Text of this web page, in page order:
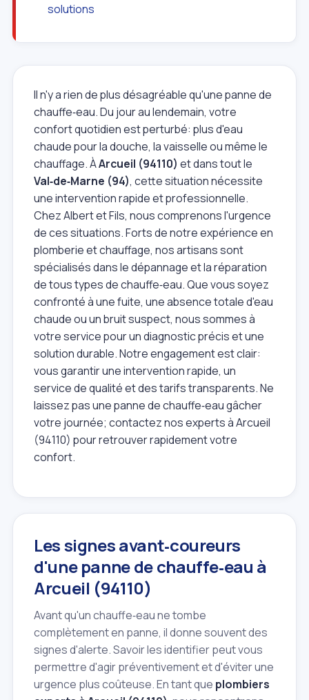
solutions
Il n'y a rien de plus désagréable qu'une panne de
chauffe‑eau. Du jour au lendemain, votre
confort quotidien est perturbé: plus d'eau
chaude pour la douche, la vaisselle ou même le
chauffage. ÀArcueil (94110) et dans tout le
Val‑de‑Marne (94), cette situation nécessite
une intervention rapide et professionnelle.
Chez Albert et Fils, nous comprenons l'urgence
de ces situations. Forts de notre expérience en
plomberie et chauffage, nos artisans sont
spécialisés dans le dépannage et la réparation
de tous types de chauffe‑eau. Que vous soyez
confronté à une fuite, une absence totale d'eau
chaude ou un bruit suspect, nous sommes à
votre service pour un diagnostic précis et une
solution durable. Notre engagement est clair:
vous garantir une intervention rapide, un
service de qualité et des tarifs transparents. Ne
laissez pas une panne de chauffe‑eau gâcher
votre journée; contactez nos experts à Arcueil
(94110) pour retrouver rapidement votre
confort.
Les signes avant‑coureurs
d'une panne de chauffe‑eau à
Arcueil (94110)
Avant qu'un chauffe‑eau ne tombe
complètement en panne, il donne souvent des
signes d'alerte. Savoir les identifier peut vous
permettre d'agir préventivement et d'éviter une
urgence plus coûteuse. En tant que plombiers